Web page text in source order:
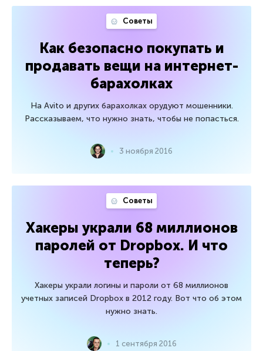
Советы
Как безопасно покупать и
продавать вещи на интернет-
барахолках
На Avito и других барахолках орудуют мошенники.
Рассказываем, что нужно знать, чтобы не попасться.
3 ноября 2016
Советы
Хакеры украли 68 миллионов
паролей от Dropbox. И что
теперь?
Хакеры украли логины и пароли от 68 миллионов
учетных записей Dropbox в 2012 году. Вот что об этом
нужно знать.
1 сентября 2016